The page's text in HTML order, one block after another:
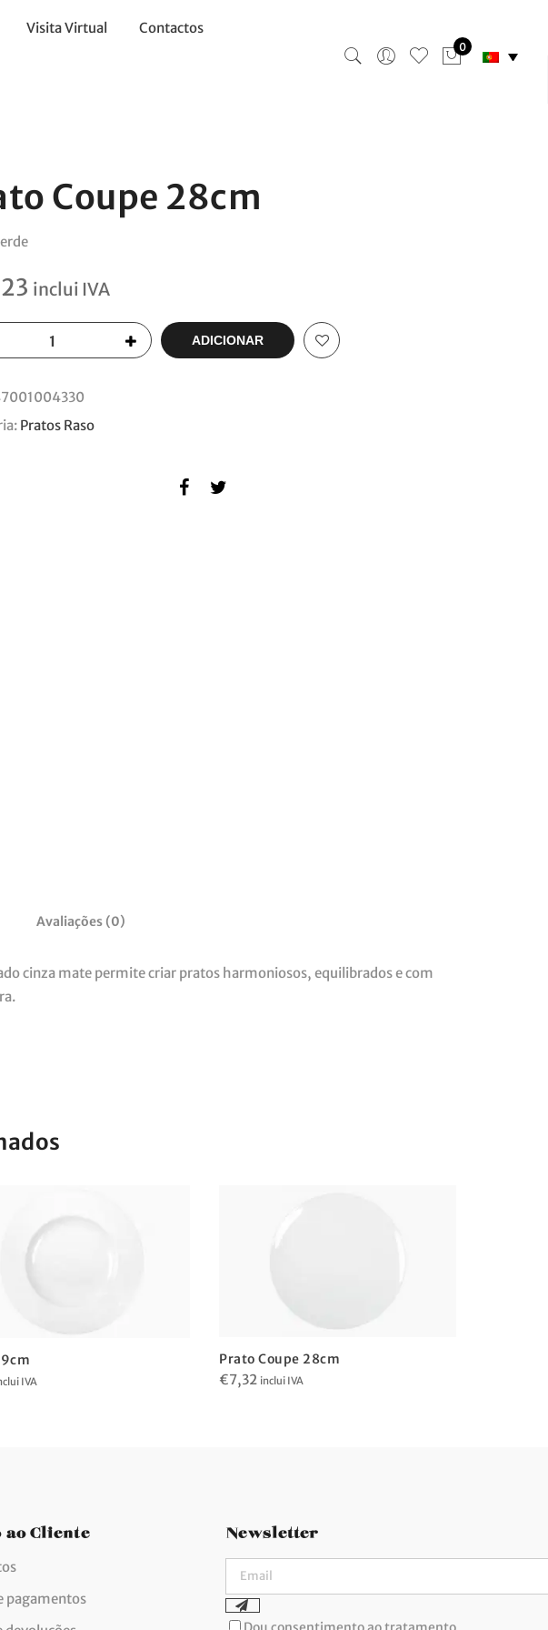
Visita Virtual Contactos
0
Coupe 28cm
inclui IVA
ADICIONAR
Pratos Raso
Avaliações (0)
cinza mate permite criar pratos harmoniosos, equilibrados e com
IVA
Prato Coupe 28cm
€7,32 inclui IVA
ao Cliente
pagamentos
Newsletter